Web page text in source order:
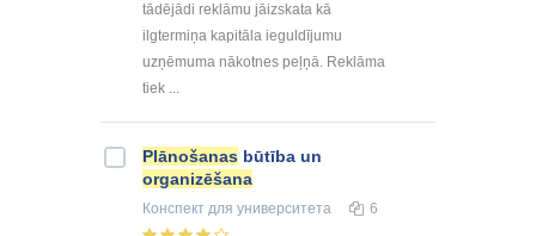
tādējādi reklāmu jāizskata kā
ilgtermiņa kapitāla ieguldījumu
uzņēmuma nākotnes peļņā. Reklāma
tiek ...
Plānošanas būtība un
organizēšana
Конспект для университета 6